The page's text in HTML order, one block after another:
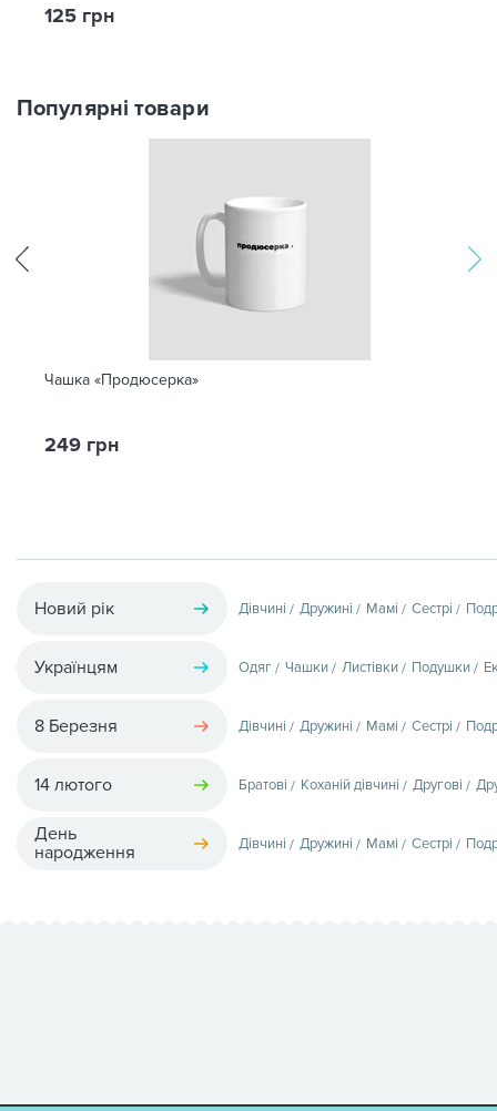
125 грн
Популярні товари
Чашка «Продюсерка»
249 грн
Новий рік Дівчині Дружині Мамі Сестрі
Українцям Одяг Чашки Листівки Подушки
8 Березня Дівчині Дружині Мамі Сестрі
14 лютого Братові Коханій дівчині Другові
День
народження
Дівчині Дружині Мамі Сестрі